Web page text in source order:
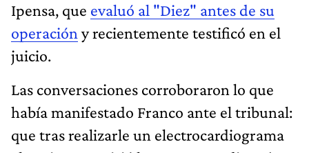
Ipensa, que evaluó al "Diez" antes de su
operacióny recientemente testificó en el
juicio.
Las conversaciones corroboraron lo que
había manifestado Franco ante el tribunal:
que tras realizarle un electrocardiograma